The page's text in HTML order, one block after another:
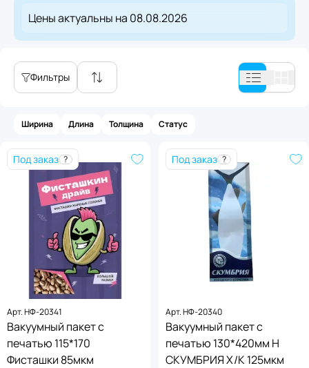
Цены актуальны на 08.08.2026
Фильтры
Ширина
Ширина,мм
от до
Длина
Длина,мм
от до
Толщина
Толщина
80
125
Статус
Статус товара
В наличии
Применить
Арт.НФ-20341
Вакуумный пакет с
печатью 115*170
Фисташки 85мкм
Под заказ ?
Арт.НФ-20340
Вакуумный пакет с
печатью 130*420мм Н
СКУМБРИЯ Х/К 125мкм
Под заказ ?